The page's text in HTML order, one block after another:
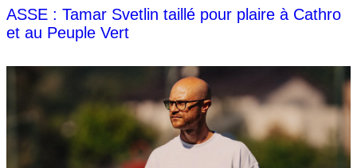
ASSE : Tamar Svetlin taillé pour plaire à Cathro
et au Peuple Vert